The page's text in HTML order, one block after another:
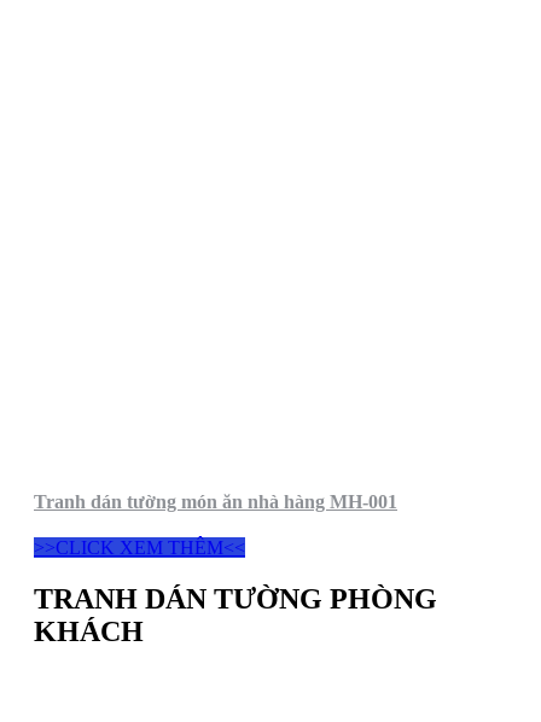
Tranh dán tường món ăn nhà hàng MH-001
>>CLICK XEM THÊM<<
TRANH DÁN TƯỜNG PHÒNG
KHÁCH